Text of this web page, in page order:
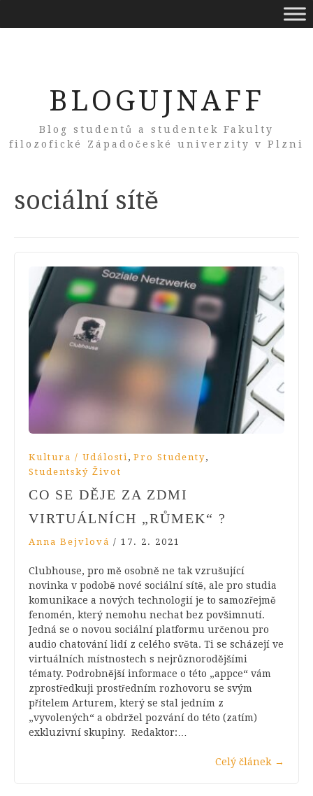
BLOGUJNAFF
Blog studentů a studentek Fakulty
filozofické Západočeské univerzity v Plzni
Tag:
sociální sítě
Kultura / Události , Pro Studenty,
Studentský Život
CO SE DĚJE ZA ZDMI
VIRTUÁLNÍCH „RŮMEK“ ?
Anna Bejvlová / 17. 2. 2021
Clubhouse, pro mě osobně ne tak vzrušující
novinka v podobě nové sociální sítě, ale pro studia
komunikace a nových technologií je to samozřejmě
fenomén, který nemohu nechat bez povšimnutí.
Jedná se o novou sociální platformu určenou pro
audio chatování lidí z celého světa. Ti se scházejí ve
virtuálních místnostech s nejrůznorodějšími
tématy. Podrobnější informace o této „appce“ vám
zprostředkuji prostředním rozhovoru se svým
přítelem Arturem, který se stal jedním z
„vyvolených“ a obdržel pozvání do této (zatím)
exkluzivní skupiny. Redaktor:…
Celý článek →